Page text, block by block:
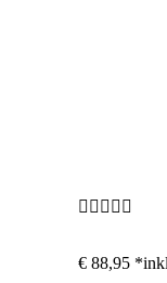
€ 88,95 *